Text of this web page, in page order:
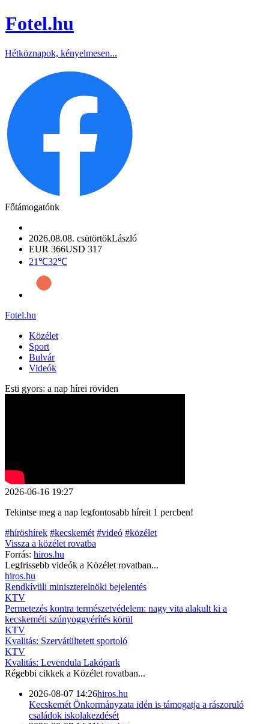
Fotel.hu
Hétköznapok, kényelmesen...
Főtámogatónk
2026.08.08. csütörtökLászló
EUR 366USD 317
21℃32℃
Fotel.hu
Közélet
Sport
Bulvár
Videók
Esti gyors: a nap hírei röviden
2026-06-16 19:27
Tekintse meg a nap legfontosabb híreit 1 percben!
#híröshírek #kecskemét #videó #közélet
Vissza a közélet rovatba
Forrás: hiros.hu
Legfrissebb videók a Közélet rovatban...
hiros.hu
Rendkívüli miniszterelnöki bejelentés
KTV
Permetezés kontra természetvédelem: nagy vita alakult ki a
kecskeméti szúnyoggyérítés körül
KTV
Kvalitás: Szervátültetett sportoló
KTV
Kvalitás: Levendula Lakópark
Régebbi cikkek a Közélet rovatban...
2026-08-07 14:26hiros.hu
Kecskemét Önkormányzata idén is támogatja a rászoruló
családok iskolakezdését